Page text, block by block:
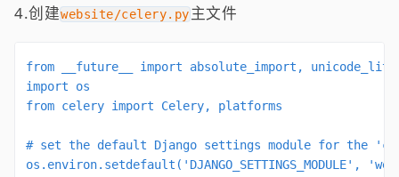
4.创建website/celery.py主文件
from __future__ import absolute_import,
import os
from celery import Celery, platforms
# set the default Django settings module for the
os.environ.setdefault('DJANGO_SETTINGS_MODULE',